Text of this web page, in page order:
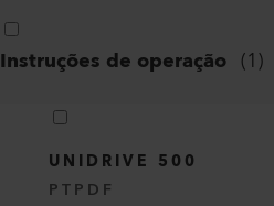
Instruções de operação (1)
UNIDRIVE 500
PTPDF